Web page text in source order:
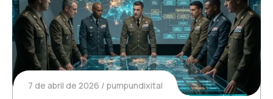
7 de abril de 2026 pumpundixital